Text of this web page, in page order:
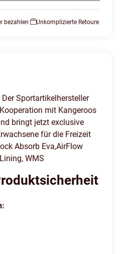
bezahlen Unkomplizierte Retoure
Sportartikelhersteller
mit Kangeroos
bringt jetzt exclusive
für die Freizeit
Absorb Eva,AirFlow
WMS